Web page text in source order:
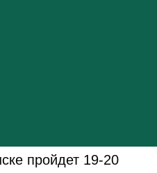
пройдет 19-20